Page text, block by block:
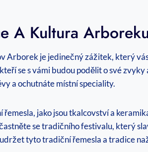
A Kultura
Arborek je jedinečný zážitek, který
se s vámi budou podělit o své
a ochutnáte místní speciality.
řemesla, jako jsou tkalcovství a
se tradičního festivalu, který
tyto tradiční řemesla a tradice